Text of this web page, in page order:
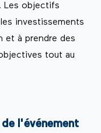
Les objectifs
investissements
et à prendre des
tout au
l'événement